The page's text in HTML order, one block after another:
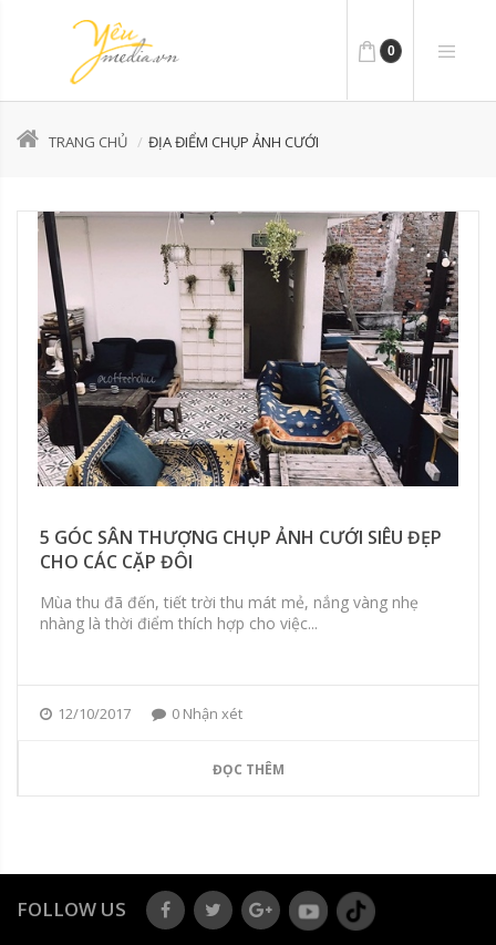
0
TRANG CHỦ ĐỊA ĐIỂM CHỤP ẢNH CƯỚI
5 GÓC SÂN THƯỢNG CHỤP ẢNH CƯỚI SIÊU ĐẸP
CHO CÁC CẶP ĐÔI
Mùa thu đã đến, tiết trời thu mát mẻ, nắng vàng nhẹ
nhàng là thời điểm thích hợp cho việc...
12/10/2017 0 Nhận xét
ĐỌC THÊM
FOLLOW US